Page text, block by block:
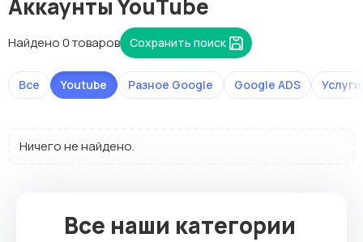
Аккаунты YouTube
Найдено 0 товаров Сохранить поиск
Все Разное Google
Youtube Google ADS
Ничего не найдено.
Все наши категории